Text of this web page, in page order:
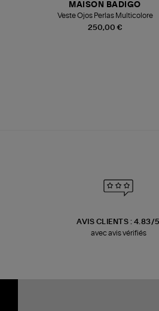
250,00 €
MAISON BADIGO
Veste Ojos Perlas Multicolore
AVIS CLIENTS : 4.83/5
avec avis vérifiés